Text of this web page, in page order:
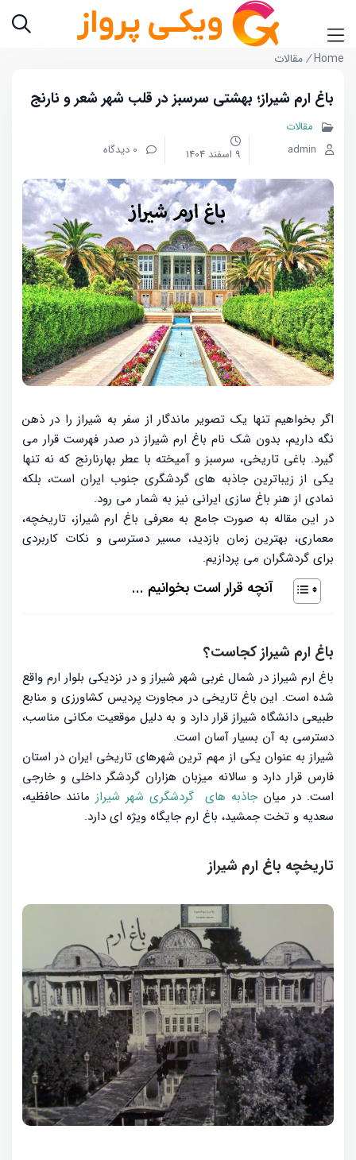
Home
/مقالات
باغ ارم شیراز؛ بهشتی سرسبز در قلب شهر شعر و نارنج
مقالات
admin
9 اسفند 1404 0 دیدگاه
اگر بخواهیم تنها یک تصویر ماندگار از سفر به شیراز را در ذهن
نگه داریم، بدون شک نام باغ ارم شیراز در صدر فهرست قرار می
گیرد. باغی تاریخی، سرسبز و آمیخته با عطر بهارنارنج که نه تنها
یکی از زیباترین جاذبه های گردشگری جنوب ایران است، بلکه
نمادی از هنر باغ سازی ایرانی نیز به شمار می رود.
در این مقاله به صورت جامع به معرفی باغ ارم شیراز، تاریخچه،
معماری، بهترین زمان بازدید، مسیر دسترسی و نکات کاربردی
برای گردشگران می پردازیم.
آنچه قرار است بخوانیم ...
باغ ارم شیراز کجاست؟
باغ ارم شیراز در شمال غربی شهر شیراز و در نزدیکی بلوار ارم واقع
شده است. این باغ تاریخی در مجاورت پردیس کشاورزی و منابع
طبیعی دانشگاه شیراز قرار دارد و به دلیل موقعیت مکانی مناسب،
دسترسی به آن بسیار آسان است.
شیراز به عنوان یکی از مهم ترین شهرهای تاریخی ایران در استان
فارس قرار دارد و سالانه میزبان هزاران گردشگر داخلی و خارجی
است. در میان جاذبه های گردشگری شهر شیراز مانند حافظیه،
سعدیه و تخت جمشید، باغ ارم جایگاه ویژه ای دارد.
تاریخچه باغ ارم شیراز